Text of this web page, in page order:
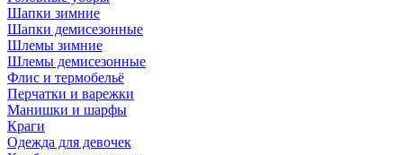
Шапки зимние
Шапки демисезонные
Шлемы зимние
Шлемы демисезонные
Флис и термобельё
Перчатки и варежки
Манишки и шарфы
Краги
Одежда для девочек